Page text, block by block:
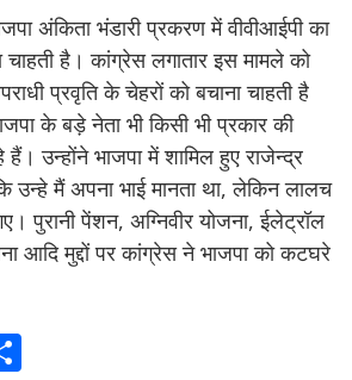
अंकिता भंडारी प्रकरण में वीवीआईपी का
चाहती है। कांग्रेस लगातार इस मामले को
प्रवृति के चेहरों को बचाना चाहती है
के बड़े नेता भी किसी भी प्रकार की
उन्होंने भाजपा में शामिल हुए राजेन्द्र
उन्हे मैं अपना भाई मानता था, लेकिन लालच
पुरानी पेंशन, अग्निवीर योजना, ईलेट्रॉल
आदि मुद्दों पर कांग्रेस ने भाजपा को कटघरे